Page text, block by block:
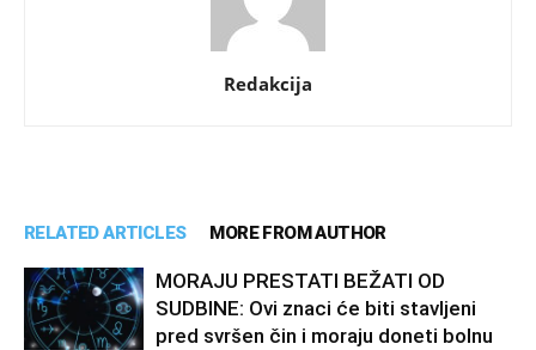
Redakcija
RELATED ARTICLES MORE FROM AUTHOR
MORAJU PRESTATI BEŽATI OD
SUDBINE: Ovi znaci će biti stavljeni
pred svršen čin i moraju doneti bolnu